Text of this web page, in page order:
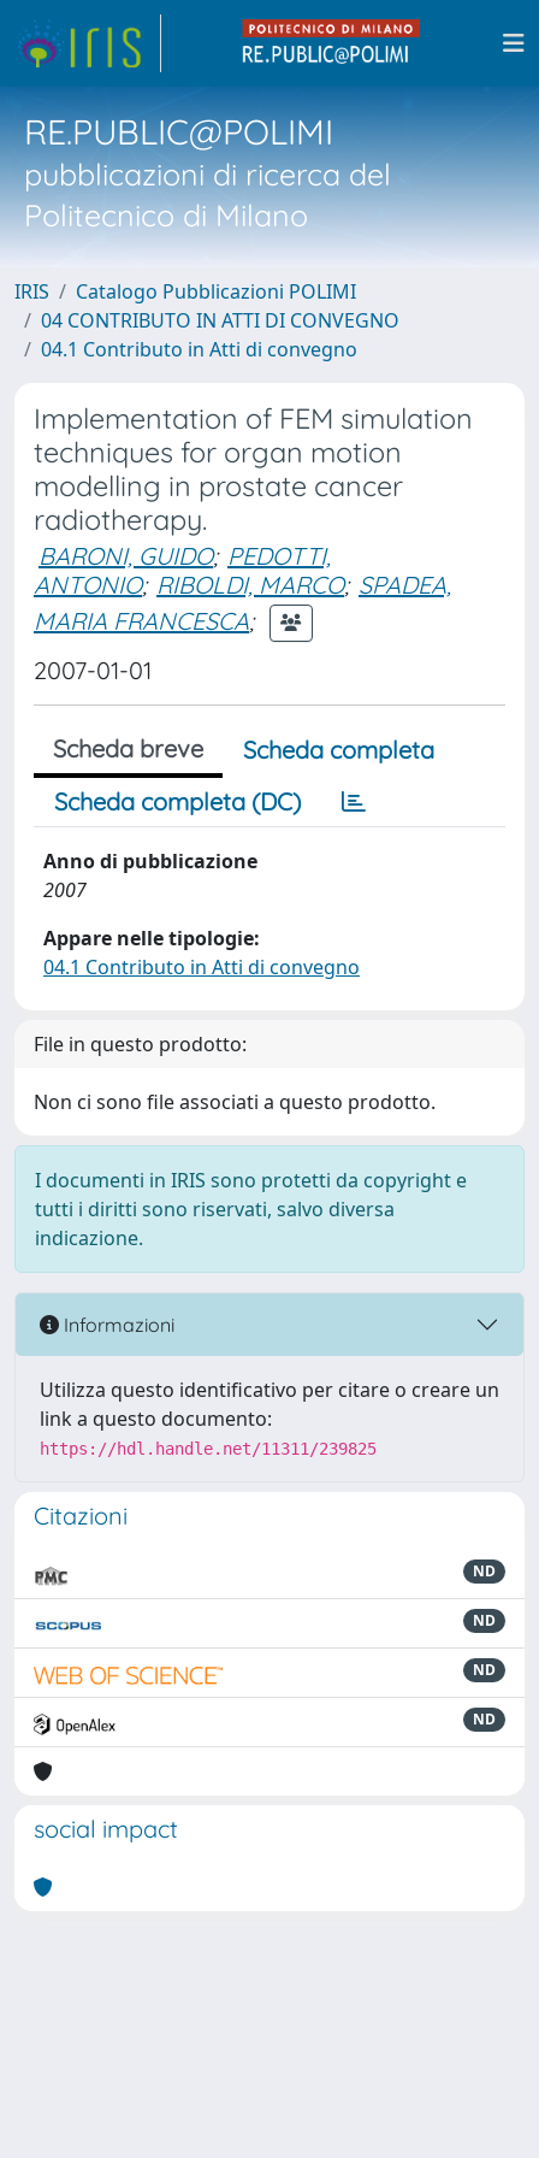
RE.PUBLIC@POLIMI
pubblicazioni di ricerca del
Politecnico di Milano
IRIS
Catalogo Pubblicazioni POLIMI
04 CONTRIBUTO IN ATTI DI CONVEGNO
04.1 Contributo in Atti di convegno
Implementation of FEM simulation
techniques for organ motion
modelling in prostate cancer
radiotherapy.
BARONI, GUIDO; PEDOTTI,
ANTONIO; RIBOLDI, MARCO; SPADEA,
MARIA FRANCESCA;
2007-01-01
Scheda breve
Scheda completa
Scheda completa (DC)
Anno di pubblicazione
2007
Appare nelle tipologie:
04.1 Contributo in Atti di convegno
File in questo prodotto:
Non ci sono file associati a questo prodotto.
I documenti in IRIS sono protetti da copyright e
tutti i diritti sono riservati, salvo diversa
indicazione.
Informazioni
Utilizza questo identificativo per citare o creare un
link a questo documento:
https://hdl.handle.net/11311/239825
Citazioni
ND
ND
ND
ND
social impact